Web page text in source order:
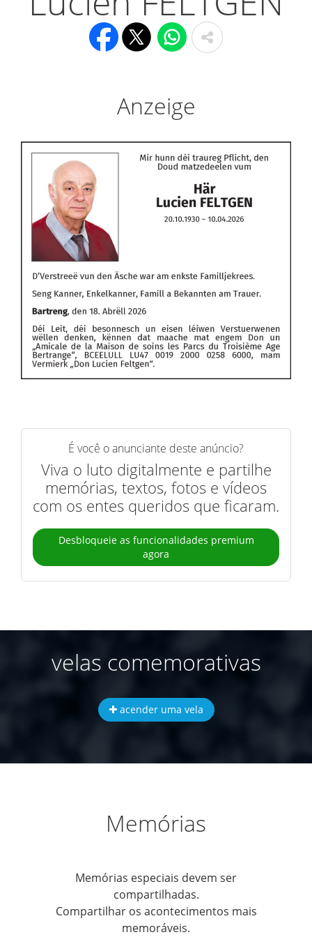
Anzeige
É você o anunciante deste anúncio?
Viva o luto digitalmente e partilhe
memórias, textos, fotos e vídeos
com os entes queridos que ficaram.
Desbloqueie as funcionalidades premium
agora
velas comemorativas
acender uma vela
Memórias
Memórias especiais devem ser
compartilhadas.
Compartilhar os acontecimentos mais
memoráveis.